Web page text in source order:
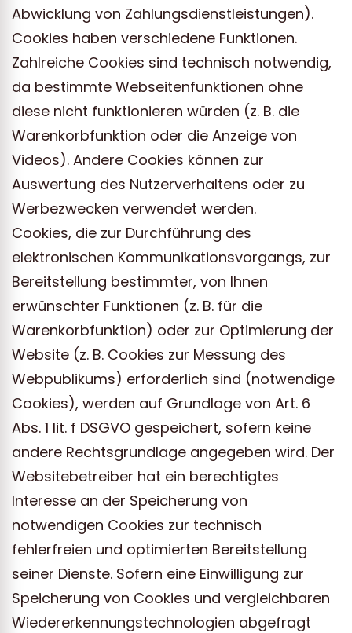
Abwicklung von Zahlungsdienstleistungen).
Cookies haben verschiedene Funktionen.
Zahlreiche Cookies sind technisch notwendig,
da bestimmte Webseitenfunktionen ohne
diese nicht funktionieren würden (z. B. die
Warenkorbfunktion oder die Anzeige von
Videos). Andere Cookies können zur
Auswertung des Nutzerverhaltens oder zu
Werbezwecken verwendet werden.
Cookies, die zur Durchführung des
elektronischen Kommunikationsvorgangs, zur
Bereitstellung bestimmter, von Ihnen
erwünschter Funktionen (z. B. für die
Warenkorbfunktion) oder zur Optimierung der
Website (z. B. Cookies zur Messung des
Webpublikums) erforderlich sind (notwendige
Cookies), werden auf Grundlage von Art. 6
Abs. 1 lit. f DSGVO gespeichert, sofern keine
andere Rechtsgrundlage angegeben wird. Der
Websitebetreiber hat ein berechtigtes
Interesse an der Speicherung von
notwendigen Cookies zur technisch
fehlerfreien und optimierten Bereitstellung
seiner Dienste. Sofern eine Einwilligung zur
Speicherung von Cookies und vergleichbaren
Wiedererkennungstechnologien abgefragt